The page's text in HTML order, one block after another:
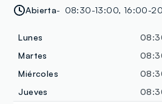
Abierta 08:30-13:00, 16:00-
Lunes
Martes
Miércoles
Jueves